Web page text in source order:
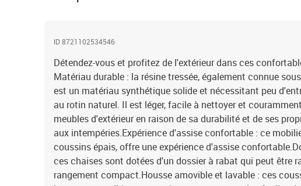
ID 8721102534546
Détendez-vous et profitez de l'extérieur dans ces
Matériau durable : la résine tressée, également connue
est un matériau synthétique solide et nécessitant peu
au rotin naturel. Il est léger, facile à nettoyer et
meubles d'extérieur en raison de sa durabilité et de ses
aux intempéries.Expérience d'assise confortable : ce
coussins épais, offre une expérience d'assise
ces chaises sont dotées d'un dossier à rabat qui peut être
rangement compact.Housse amovible et lavable : ces